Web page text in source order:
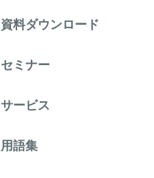
資料ダウンロード
セミナー
サービス
用語集